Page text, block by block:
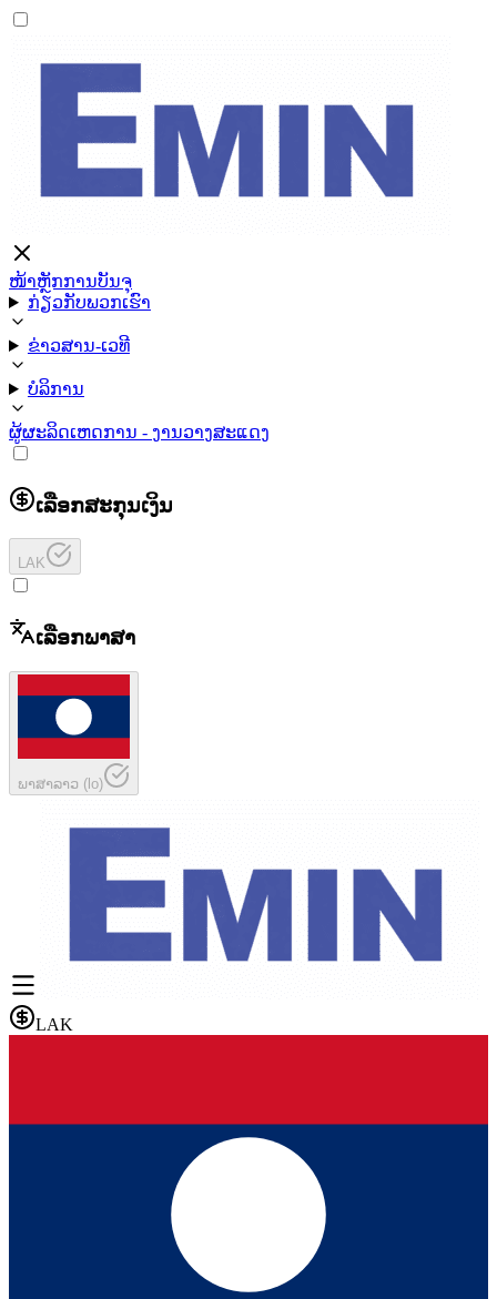
ໜ້າຫຼັກການບັນຈຸ
ກ່ຽວກັບພວກເຮົາ
ຂ່າວສານ-ເວທີ
ບໍລິການ
ຜູ້ຜະລິດເຫດການ - ງານວາງສະແດງ
ເລືອກສະກຸນເງິນ
LAK
ເລືອກພາສາ
ພາສາລາວ (lo)
LAK